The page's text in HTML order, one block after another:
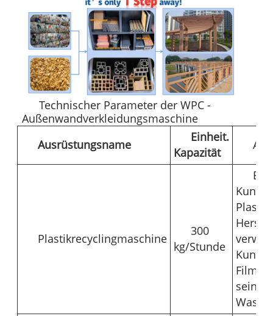
Technischer Parameter der WPC -
Außenwandverkleidungsmaschine
Ausrüstungsname
Einheit.
Kapazität
Plastikrecyclingmaschine
300
kg/Stunde
Es
Film/
sein,